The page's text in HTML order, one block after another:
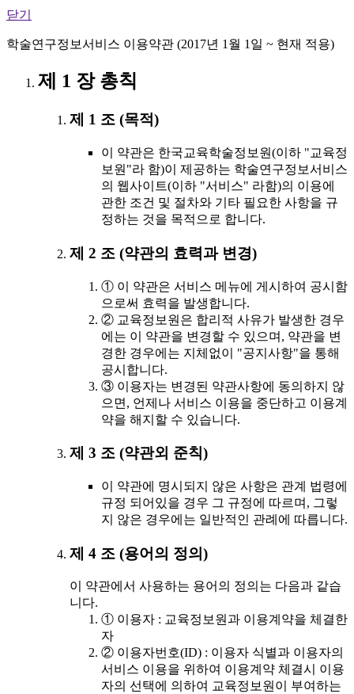
닫기
학술연구정보서비스 이용약관 (2017년 1월 1일 ~ 현재 적용)
제 1 장 총칙
제 1 조 (목적)
이 약관은 한국교육학술정보원(이하 "교육정
보원"라 함)이 제공하는 학술연구정보서비스
의 웹사이트(이하 "서비스" 라함)의 이용에
관한 조건 및 절차와 기타 필요한 사항을 규
정하는 것을 목적으로 합니다.
제 2 조 (약관의 효력과 변경)
① 이 약관은 서비스 메뉴에 게시하여 공시함
으로써 효력을 발생합니다.
② 교육정보원은 합리적 사유가 발생한 경우
에는 이 약관을 변경할 수 있으며, 약관을 변
경한 경우에는 지체없이 "공지사항"을 통해
공시합니다.
③ 이용자는 변경된 약관사항에 동의하지 않
으면, 언제나 서비스 이용을 중단하고 이용계
약을 해지할 수 있습니다.
제 3 조 (약관외 준칙)
이 약관에 명시되지 않은 사항은 관계 법령에
규정 되어있을 경우 그 규정에 따르며, 그렇
지 않은 경우에는 일반적인 관례에 따릅니다.
제 4 조 (용어의 정의)
이 약관에서 사용하는 용어의 정의는 다음과 같습
니다.
① 이용자 : 교육정보원과 이용계약을 체결한
자
② 이용자번호(ID) : 이용자 식별과 이용자의
서비스 이용을 위하여 이용계약 체결시 이용
자의 선택에 의하여 교육정보원이 부여하는